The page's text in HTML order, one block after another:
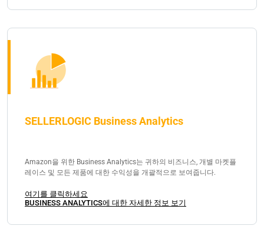
SELLERLOGIC Business Analytics
Amazon을 위한 Business Analytics는 귀하의 비즈니스, 개별 마켓플
레이스 및 모든 제품에 대한 수익성을 개괄적으로 보여줍니다.
여기를 클릭하세요
BUSINESS ANALYTICS에 대한 자세한 정보 보기